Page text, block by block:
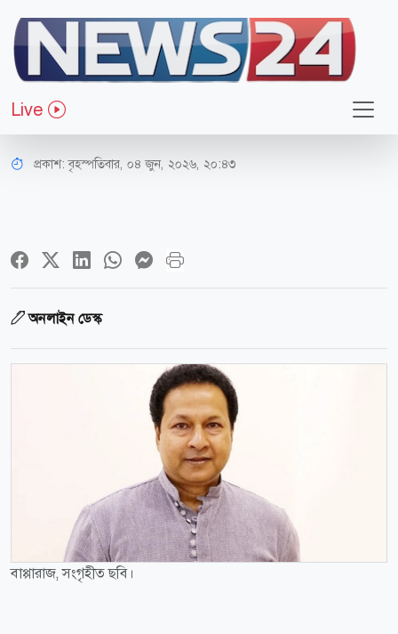
Live
বিনোদন
শিল্পী সমিতির নির্বাচনে অংশ নিচ্ছেন না
বাপ্পারাজ
প্রকাশ:বৃহস্পতিবার, ০৪ জুন, ২০২৬, ২০:৪৩
অনলাইন ডেস্ক
বাপ্পারাজ, সংগৃহীত ছবি।